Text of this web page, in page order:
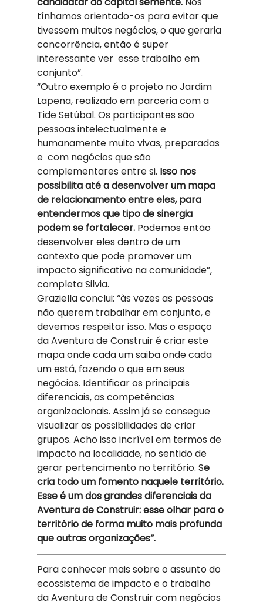
tínhamos orientado-os para evitar que
tivessem muitos negócios, o que geraria
concorrência, então é super
interessante ver  esse trabalho em
conjunto”.
“Outro exemplo é o projeto no Jardim
Lapena, realizado em parceria com a
Tide Setúbal. Os participantes são
pessoas intelectualmente e
humanamente muito vivas, preparadas
e  com negócios que são
complementares entre si. Isso nos
possibilita até a desenvolver um mapa
de relacionamento entre eles, para
entendermos que tipo de sinergia
podem se fortalecer. Podemos então
desenvolver eles dentro de um
contexto que pode promover um
impacto significativo na comunidade”,
completa Silvia.
Graziella conclui: “às vezes as pessoas
não querem trabalhar em conjunto, e
devemos respeitar isso. Mas o espaço
da Aventura de Construir é criar este
mapa onde cada um saiba onde cada
um está, fazendo o que em seus
negócios. Identificar os principais
diferenciais, as competências
organizacionais. Assim já se consegue
visualizar as possibilidades de criar
grupos. Acho isso incrível em termos de
impacto na localidade, no sentido de
gerar pertencimento no território. Se
cria todo um fomento naquele território.
Esse é um dos grandes diferenciais da
Aventura de Construir: esse olhar para o
território de forma muito mais profunda
que outras organizações”.
Para conhecer mais sobre o assunto do
ecossistema de impacto e o trabalho
da Aventura de Construir com negócios